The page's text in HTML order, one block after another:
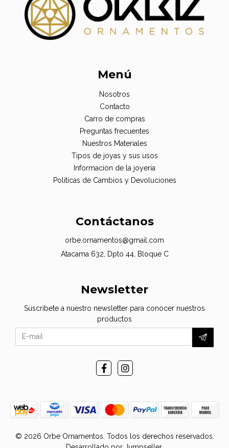
Menú
Nosotros
Contacto
Carro de compras
Preguntas frecuentes
Nuestros Materiales
Tipos de joyas y sus usos
Información de la joyería
Politicas de Cambios y Devoluciones
Contáctanos
orbe.ornamentos@gmail.com
Atacama 632, Dpto 44, Bloque C
Newsletter
Suscribete a nuestro newsletter para conocer nuestros
productos
© 2026 Orbe Ornamentos. Todos los derechos reservados.